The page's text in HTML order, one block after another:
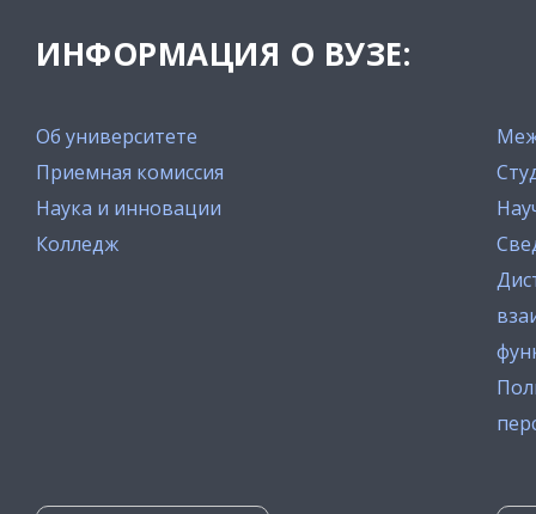
ИНФОРМАЦИЯ О ВУЗЕ:
Об университете
Приемная комиссия
Наука и инновации
Колледж